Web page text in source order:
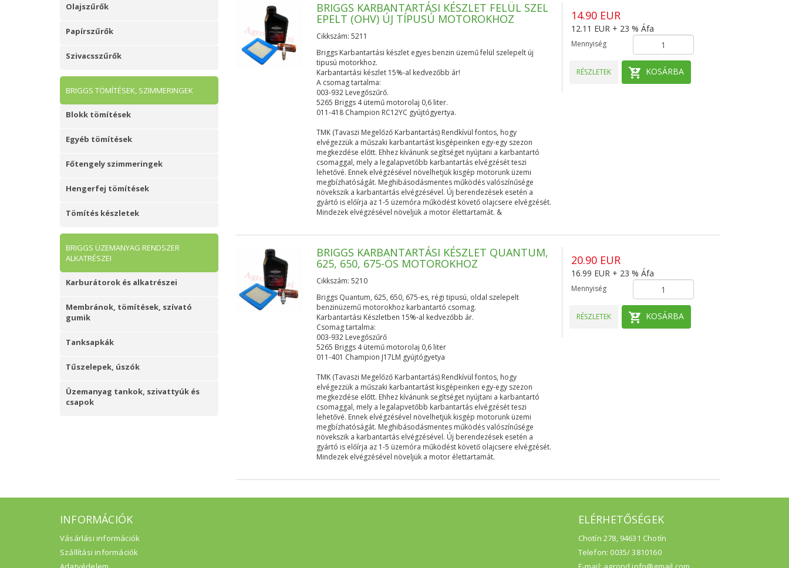
Olajszűrők
Papírszűrők
Szivacsszűrők
BRIGGS TÖMÍTÉSEK, SZIMMERINGEK
Blokk tömítések
Egyéb tömítések
Főtengely szimmeringek
Hengerfej tömítések
Tömítés készletek
BRIGGS ÜZEMANYAG RENDSZER
ALKATRÉSZEI
Karburátorok és alkatrészei
Membránok, tömítések, szívató
gumik
Tanksapkák
Tűszelepek, úszók
Üzemanyag tankok, szivattyúk és
csapok
BRIGGS KARBANTARTÁSI KÉSZLET FELÜL SZEL
EPELT (OHV) ÚJ TÍPUSÚ MOTOROKHOZ
Cikkszám: 5211
Briggs Karbantartási készlet egyes benzin üzemű felül szelepelt új
tipusú motorkhoz.
Karbantartási készlet 15%-al kedvezőbb ár!
A csomag tartalma:
003-932 Levegőszűrő.
5265 Briggs 4 ütemű motorolaj 0,6 liter.
011-418 Champion RC12YC gyújtógyertya.
TMK (Tavaszi Megelőző Karbantartás) Rendkívül fontos, hogy
elvégezzük a műszaki karbantartást kisgépeinken egy-egy szezon
megkezdése előtt. Ehhez kívánunk segítséget nyújtani a karbantartó
csomaggal, mely a legalapvetőbb karbantartás elvégzését teszi
lehetővé. Ennek elvégzésével növelhetjük kisgép motorunk üzemi
megbízhatóságát. Meghibásodásmentes működés valószínűsége
növekszik a karbantartás elvégzésével. Új berendezések esetén a
gyártó is előírja az 1-5 üzemóra működést követő olajcsere elvégzését.
Mindezek elvégzésével növeljük a motor élettartamát. &
14.90 EUR
12.11 EUR + 23 % Áfa
Mennyiség
RÉSZLETEK KOSÁRBA
BRIGGS KARBANTARTÁSI KÉSZLET QUANTUM,
625, 650, 675-ÖS MOTOROKHOZ
Cikkszám: 5210
Briggs Quantum, 625, 650, 675-es, régi tipusú, oldal szelepelt
benzinüzemű motorokhoz karbantartó csomag.
Karbantartási Készletben 15%-al kedvezőbb ár.
Csomag tartalma:
003-932 Levegőszűrő
5265 Briggs 4 ütemű motorolaj 0,6 liter
011-401 Champion J17LM gyújtógyetya
TMK (Tavaszi Megelőző Karbantartás) Rendkívül fontos, hogy
elvégezzük a műszaki karbantartást kisgépeinken egy-egy szezon
megkezdése előtt. Ehhez kívánunk segítséget nyújtani a karbantartó
csomaggal, mely a legalapvetőbb karbantartás elvégzését teszi
lehetővé. Ennek elvégzésével növelhetjük kisgép motorunk üzemi
megbízhatóságát. Meghibásodásmentes működés valószínűsége
növekszik a karbantartás elvégzésével. Új berendezések esetén a
gyártó is előírja az 1-5 üzemóra működést követő olajcsere elvégzését.
Mindezek elvégzésével növeljük a motor élettartamát.
20.90 EUR
16.99 EUR + 23 % Áfa
Mennyiség
RÉSZLETEK KOSÁRBA
INFORMÁCIÓK
Vásárlási információk
Szállítási információk
ELÉRHETŐSÉGEK
Chotín 278, 94631 Chotín
Telefon: 0035/ 3810160